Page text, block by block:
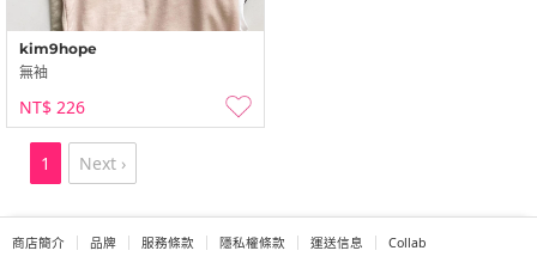
kim9hope
無袖
NT$ 226
1 Next ›
商店簡介 品牌 服務條款 隱私權條款 運送信息 Collab